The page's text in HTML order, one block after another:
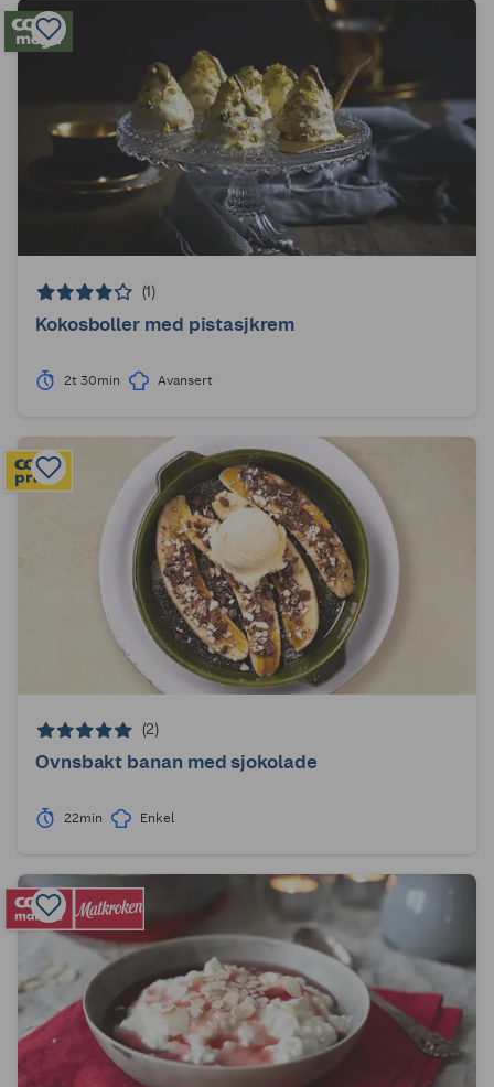
(1)
Kokosboller med pistasjkrem
2t 30min Avansert
(2)
Ovnsbakt banan med sjokolade
22min Enkel